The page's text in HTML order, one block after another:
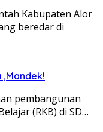
Kabupaten Alor
beredar di
,Mandek!
pembangunan
(RKB) di SD…